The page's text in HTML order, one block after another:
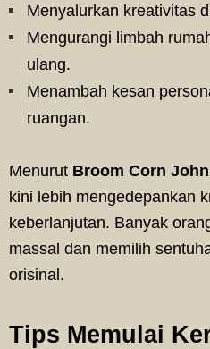
Menyalurkan kreativitas
Mengurangi limbah
ulang.
Menambah kesan
ruangan.
Menurut Broom Corn
kini lebih mengedepankan
keberlanjutan. Banyak
massal dan memilih
orisinal.
Tips Memulai